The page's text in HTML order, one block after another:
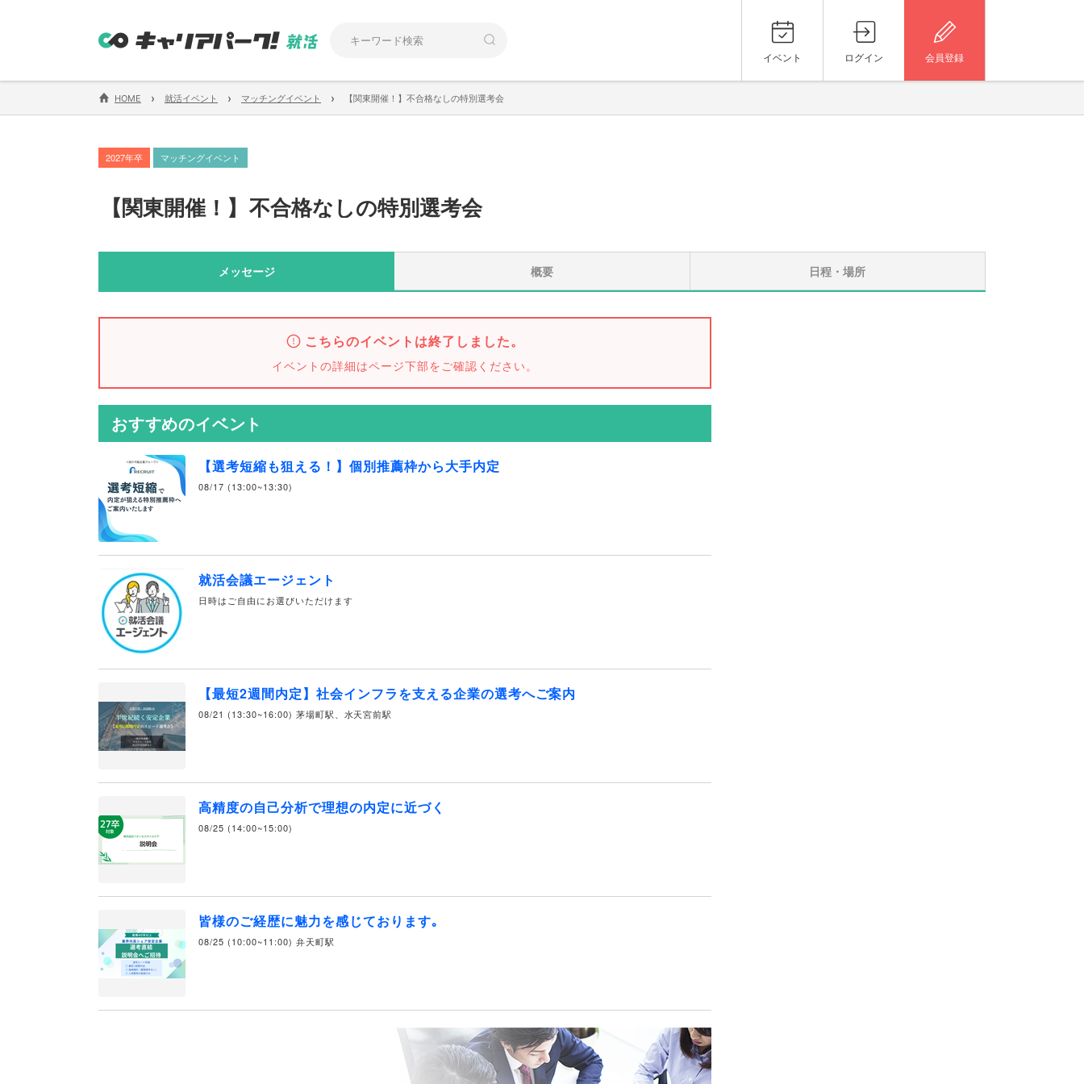
イベント ログイン 会員登録
HOME › 就活イベント › マッチングイベント › 【関東開催！】不合格なしの特別選考会
2027年卒 マッチングイベント
【関東開催！ 】 不合格なしの特別選考会
メッセージ 概要 日程・場所
こちらのイベントは終了しました。
イベントの詳細はページ下部をご確認ください。
おすすめのイベント
【選考短縮も狙える！】個別推薦枠から大手内定
08/17 (13:00~13:30)
就活会議エージェント
日時はご自由にお選びいただけます
【最短2週間内定】社会インフラを支える企業の選考へご案内
08/21 (13:30~16:00) 茅場町駅、水天宮前駅
高精度の自己分析で理想の内定に近づく
08/25 (14:00~15:00)
皆様のご経歴に魅力を感じております｡
08/25 (10:00~11:00) 弁天町駅